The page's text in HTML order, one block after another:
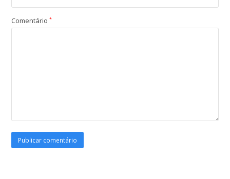
Comentário*